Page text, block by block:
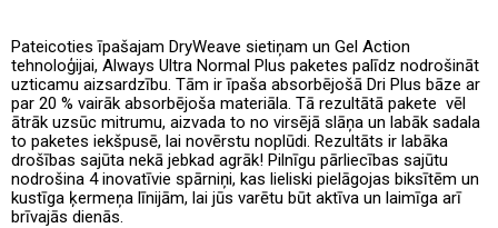
Pateicoties īpašajam DryWeave sietiņam un Gel Action
tehnoloģijai, Always Ultra Normal Plus paketes palīdz nodrošināt
uzticamu aizsardzību. Tām ir īpaša absorbējošā Dri Plus bāze ar
par 20 % vairāk absorbējoša materiāla. Tā rezultātā pakete vēl
ātrāk uzsūc mitrumu, aizvada to no virsējā slāņa un labāk sadala
to paketes iekšpusē, lai novērstu noplūdi. Rezultāts ir labāka
drošības sajūta nekā jebkad agrāk! Pilnīgu pārliecības sajūtu
nodrošina 4 inovatīvie spārniņi, kas lieliski pielāgojas biksītēm un
kustīga ķermeņa līnijām, lai jūs varētu būt aktīva un laimīga arī
brīvajās dienās.